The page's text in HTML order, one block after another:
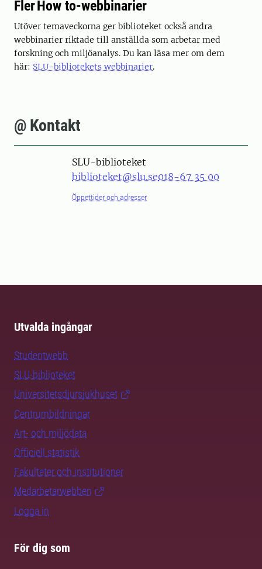
Fler How to-webbinarier
Utöver temaveckorna ger biblioteket också andra
webbinarier riktade till anställda som arbetar med
forskning och miljöanalys. Du kan läsa mer om dem
här: SLU-bibliotekets webbinarier.
@ Kontakt
SLU-biblioteket
biblioteket@slu.se018-67 35 00
Öppettider och adresser
Utvalda ingångar
Studentwebb
SLU-biblioteket
Universitetsdjursjukhuset
Centrumbildningar
Art- och miljödata
Officiell statistik
Fakulteter och institutioner
Medarbetarwebben
Logga in
För dig som